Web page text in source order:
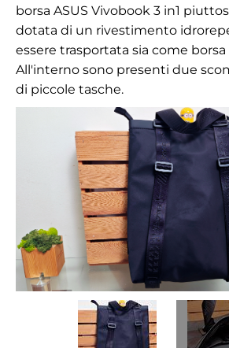
borsa ASUS Vivobook 3 in1
dotata di un rivestimento
essere trasportata sia come
All'interno sono presenti due
di piccole tasche.